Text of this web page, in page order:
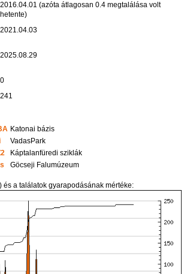
2016.04.01 (azóta átlagosan 0.4 megtalálása volt
hetente)
2021.04.03
2025.08.29
0
241
Katonai bázis
VadasPark
Káptalanfüredi sziklák
Göcseji Falumúzeum
és a találatok gyarapodásának mértéke: